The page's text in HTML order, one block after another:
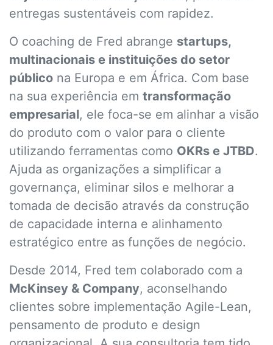
entregas sustentáveis com rapidez.
O coaching de Fred abrange startups,
multinacionais e instituições do setor
público na Europa e em África. Com base
na sua experiência em transformação
empresarial, ele foca-se em alinhar a visão
do produto com o valor para o cliente
utilizando ferramentas como OKRs e JTBD.
Ajuda as organizações a simplificar a
governança, eliminar silos e melhorar a
tomada de decisão através da construção
de capacidade interna e alinhamento
estratégico entre as funções de negócio.
Desde 2014, Fred tem colaborado com a
McKinsey & Company, aconselhando
clientes sobre implementação Agile-Lean,
pensamento de produto e design